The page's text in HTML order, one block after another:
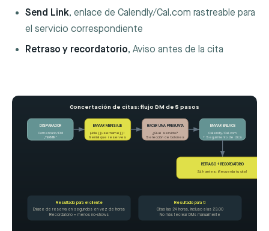
Send Link, enlace de Calendly/Cal.com rastreable para
el servicio correspondiente
Retraso y recordatorio, Aviso antes de la cita
Concertación de citas: flujo DM de 5 pasos
DISPARADOR
Comentario/DM
„TERMIN“
ENVIAR MENSAJE
¡Hola {{username}}!
Genial que reserves
HACER UNA PREGUNTA
¿Qué servicio?
Selección de botones
ENVIAR ENLACE
Calendly/Cal.com
+ Seguimiento de clics
RETRASO + RECORDATORIO
24 h antes: ¡Recuerda tu cita!
Resultado para el cliente
Enlace de reserva en segundos en vez de horas
Recordatorio = menos no-shows
Resultado para ti
Citas las 24 horas, incluso a las 23:00
No más teclear DMs manualmente